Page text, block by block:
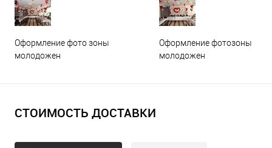
Оформление фото зоны
молодожен
Оформление фотозоны
молодожен
СТОИМОСТЬ ДОСТАВКИ